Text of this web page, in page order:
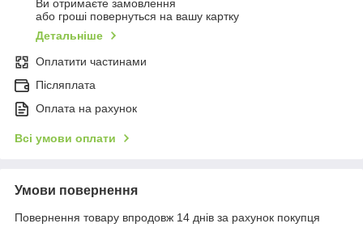
Ви отримаєте замовлення
або гроші повернуться на вашу картку
Детальніше
Оплатити частинами
Післяплата
Оплата на рахунок
Всі умови оплати
Умови повернення
Повернення товару впродовж 14 днів за рахунок покупця